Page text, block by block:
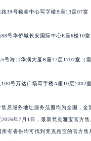
39号勒泰中心写字楼B座13层07室
号华侨城长安国际中心E座6楼10室
号海口华润大厦B座17层1707室（需
号万达广场写字楼A座10层1002
售后服务地址服务范围均为全国，
年7月1日，最新梵克雅宝官方
有省份均可找到梵克雅宝的官方